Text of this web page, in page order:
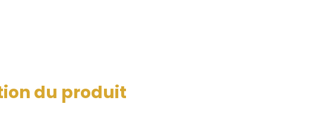
du produit